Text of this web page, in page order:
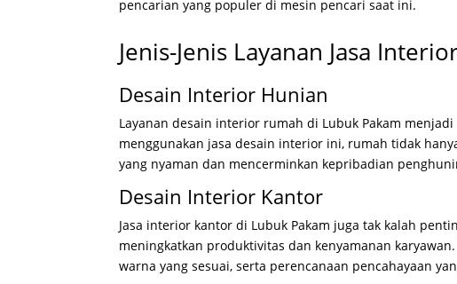
pencarian yang populer di mesin pencari saat ini.
Jenis-Jenis Layanan Jasa
Desain Interior Hunian
Layanan desain interior rumah di Lubuk Pakam
menggunakan jasa desain interior ini, rumah tidak
yang nyaman dan mencerminkan kepribadian
Desain Interior Kantor
Jasa interior kantor di Lubuk Pakam juga tak kalah
meningkatkan produktivitas dan kenyamanan
warna yang sesuai, serta perencanaan pencahayaan